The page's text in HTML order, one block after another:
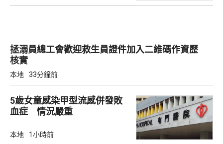
拯溺員總工會歡迎救生員證件加入二維碼作資歷
核實
本地 33分鐘前
5歲女童感染甲型流感併發敗
血症 情況嚴重
本地 1小時前